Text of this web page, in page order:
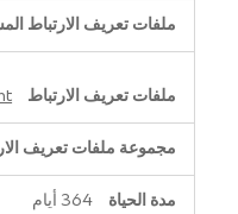
364 أيام